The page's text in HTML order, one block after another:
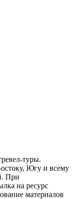
туры.
Югу и всему
При
на ресурс
материалов